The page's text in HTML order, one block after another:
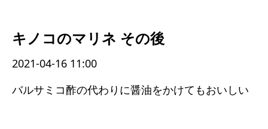
キノコのマリネ その後
2021-04-16 11:00
バルサミコ酢の代わりに醤油をかけてもおいしい